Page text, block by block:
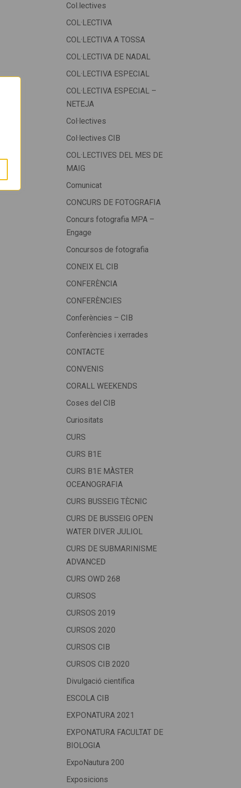
Col.lectives
COL·LECTIVA
COL·LECTIVA A TOSSA
COL·LECTIVA DE NADAL
COL·LECTIVA ESPECIAL
COL·LECTIVA ESPECIAL –
NETEJA
Col·lectives
Col·lectives CIB
COL·LECTIVES DEL MES DE
MAIG
Comunicat
CONCURS DE FOTOGRAFIA
Concurs fotografia MPA –
Engage
Concursos de fotografia
CONEIX EL CIB
CONFERÈNCIA
CONFERÈNCIES
Conferències – CIB
Conferències i xerrades
CONTACTE
CONVENIS
CORALL WEEKENDS
Coses del CIB
Curiositats
CURS
CURS B1E
CURS B1E MÀSTER
OCEANOGRAFIA
CURS BUSSEIG TÈCNIC
CURS DE BUSSEIG OPEN
WATER DIVER JULIOL
CURS DE SUBMARINISME
ADVANCED
CURS OWD 268
CURSOS
CURSOS 2019
CURSOS 2020
CURSOS CIB
CURSOS CIB 2020
Divulgació científica
ESCOLA CIB
EXPONATURA 2021
EXPONATURA FACULTAT DE
BIOLOGIA
ExpoNautura 200
Exposicions